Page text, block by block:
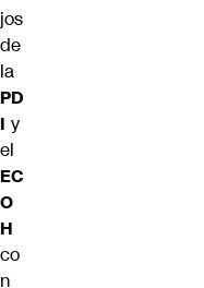
jos
de
la
PD
I y
el
EC
O
H
co
n